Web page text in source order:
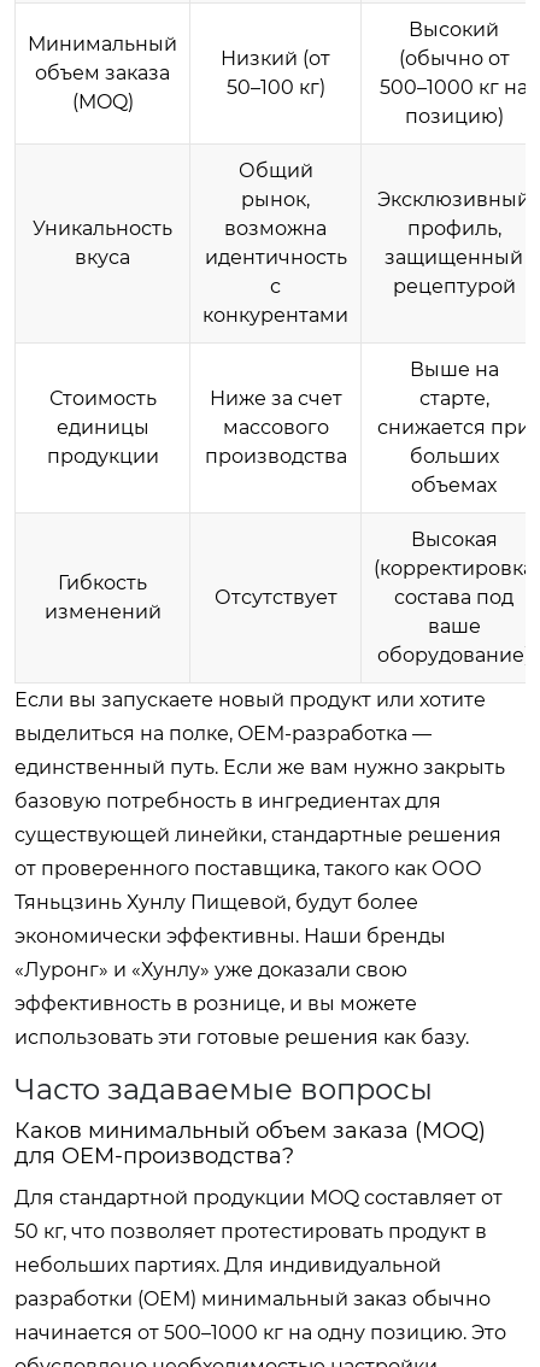
Минимальный
объем заказа
(MOQ)
Низкий (от
50–100 кг)
Высокий
(обычно от
500–1000 кг на
позицию)
Уникальность
вкуса
Общий
рынок,
возможна
идентичность
с
конкурентами
Эксклюзивный
профиль,
защищенный
рецептурой
Стоимость
единицы
продукции
Ниже за счет
массового
производства
Выше на
старте,
снижается при
больших
объемах
Гибкость
изменений
Отсутствует
Высокая
(корректировка
состава под
ваше
оборудование)
Если вы запускаете новый продукт или хотите
выделиться на полке, OEM-разработка —
единственный путь. Если же вам нужно закрыть
базовую потребность в ингредиентах для
существующей линейки, стандартные решения
от проверенного поставщика, такого как ООО
Тяньцзинь Хунлу Пищевой, будут более
экономически эффективны. Наши бренды
«Луронг» и «Хунлу» уже доказали свою
эффективность в рознице, и вы можете
использовать эти готовые решения как базу.
Часто задаваемые вопросы
Каков минимальный объем заказа (MOQ)
для OEM-производства?
Для стандартной продукции MOQ составляет от
50 кг, что позволяет протестировать продукт в
небольших партиях. Для индивидуальной
разработки (OEM) минимальный заказ обычно
начинается от 500–1000 кг на одну позицию. Это